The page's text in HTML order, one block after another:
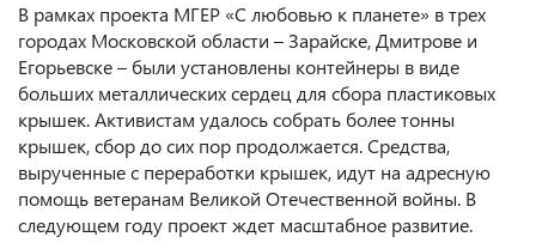
В рамках проекта МГЕР «С любовью к планете» в трех
городах Московской области – Зарайске, Дмитрове и
Егорьевске – были установлены контейнеры в виде
больших металлических сердец для сбора пластиковых
крышек. Активистам удалось собрать более тонны
крышек, сбор до сих пор продолжается. Средства,
вырученные с переработки крышек, идут на адресную
помощь ветеранам Великой Отечественной войны. В
следующем году проект ждет масштабное развитие.